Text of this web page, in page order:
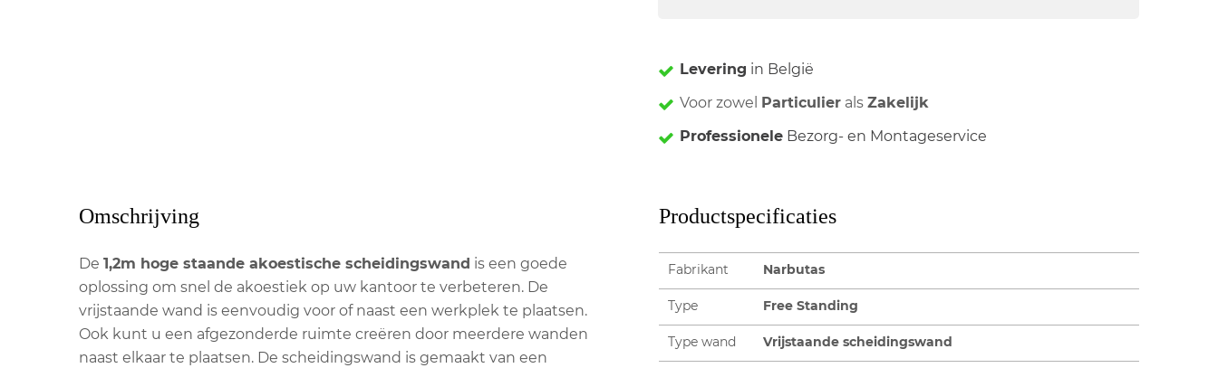
Levering in België
Voor zowel Particulier alsZakelijk
Professionele Bezorg- en Montageservice
Omschrijving
De 1,2m hoge staande akoestische scheidingswand is een goede
oplossing om snel de akoestiek op uw kantoor te verbeteren. De
vrijstaande wand is eenvoudig voor of naast een werkplek te plaatsen.
Ook kunt u een afgezonderde ruimte creëren door meerdere wanden
naast elkaar te plaatsen. De scheidingswand is gemaakt van een
Productspecificaties
Fabrikant Narbutas
Type Free Standing
Type wand Vrijstaande scheidingswand